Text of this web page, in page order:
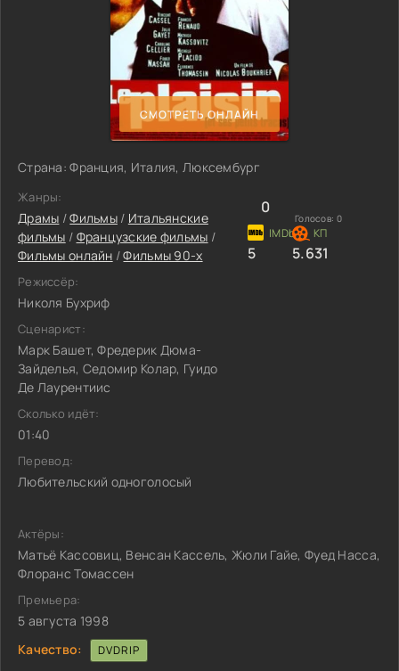
СМОТРЕТЬ ОНЛАЙН
Страна: Франция, Италия, Люксембург
Жанры:
Драмы /Фильмы/ Итальянские
фильмы / Французские фильмы /
Фильмы онлайн /Фильмы 90-х
Режиссёр:
Николя Бухриф
Сценарист:
Марк Башет, Фредерик Дюма-
Зайделья, Седомир Колар, Гуидо
Де Лаурентиис
Сколько идёт:
01:40
Перевод:
Любительский одноголосый
0
Голосов: 0
5 5.631
Актёры:
Матьё Кассовиц, Венсан Кассель, Жюли Гайе, Фуед Насса,
Флоранс Томассен
Премьера:
5 августа 1998
Качество:
DVDRIP